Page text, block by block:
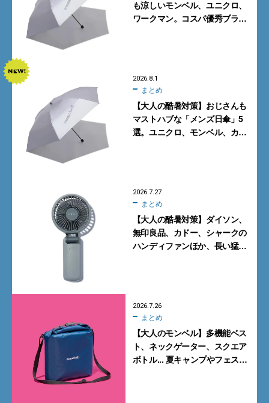
も涼しいモンベル、ユニクロ、
ワークマン。コスパ優秀ブラン
2026.8.1
まとめ
【大人の酷暑対策】おじさんも
マストハブな「メンズ日傘」5
選。ユニクロ、モンベル、カリ
2026.7.27
まとめ
【大人の酷暑対策】ダイソン、
無印良品、カドー、シャークの
ハンディファンほか、長い猛暑
2026.7.26
まとめ
【大人のモンベル】多機能ベス
ト、ネックゲーター、スクエア
ボトル... 夏キャンプやフェスに